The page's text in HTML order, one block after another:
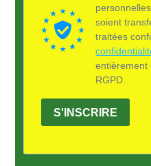
soient
traitées
entièrement
RGPD.
S'INSCRIRE